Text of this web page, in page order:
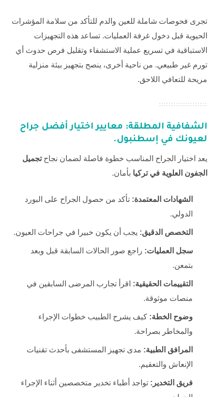
تجرى فحوصات شاملة للعين والدم للتأكد من سلامة المؤشرات
الحيوية قبل دخول غرفة العمليات. تساعد هذه التجهيزات
الاستباقية في تسريع عملية الاستشفاء وتقليل فرص حدوث أي
تورم غير طبيعي. من ناحية أخرى، ينصح بتجهيز بيئة منزلية
مريحة للتعافي اللاحق.
الشفافية المطلقة: معايير اختيار أفضل جراح
لعيونك في إسطنبول.
يعد اختيار الجراح المناسب خطوة فاصلة لضمان نجاحتجميل
الجفون العلوية في تركيا بأمان.
الشهادات المعتمدة: تأكد من حصول الجراح على البورد
الدولي.
التخصص الدقيق: يجب أن يكون خبيرا في جراحات العيون.
سجل العمليات: راجع صور الحالات السابقة قبل وبعد
بتمعن.
التقييمات الحقيقية: اقرأ تجارب المرضى السابقين في
منصات موثوقة.
وضوح الخطة: كيف يشرح الطبيب خطوات الإجراء
والمخاطر بصراحة.
المرافق الطبية: مدى تجهيز المستشفى بأحدث تقنيات
الإنعاش والتعقيم.
فريق التخدير: تواجد أطباء تخدير متخصصين أثناء الإجراء